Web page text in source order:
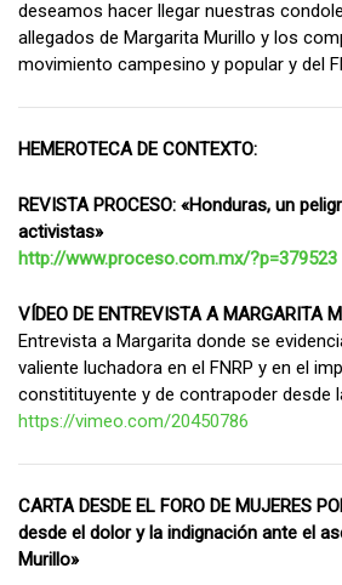
deseamos hacer llegar nuestras
allegados de Margarita Murillo y los
movimiento campesino y popular y del
HEMEROTECA DE CONTEXTO:
REVISTA PROCESO: «Honduras, un
activistas»
http://www.proceso.com.mx/?p=379523
VÍDEO DE ENTREVISTA A MARGARITA
Entrevista a Margarita donde se
valiente luchadora en el FNRP y en el
constitituyente y de contrapoder desde
https://vimeo.com/20450786
CARTA DESDE EL FORO DE MUJERES
desde el dolor y la indignación ante el
Murillo»